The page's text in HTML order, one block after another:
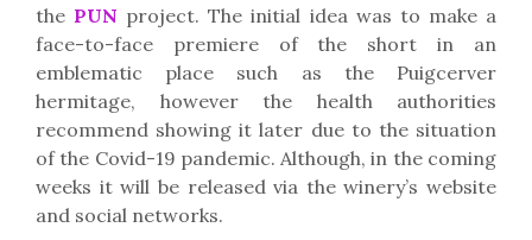
the PUN project. The initial idea was to make a
face-to-face premiere of the short in an
emblematic place such as the Puigcerver
hermitage, however the health authorities
recommend showing it later due to the situation
of the Covid-19 pandemic. Although, in the coming
weeks it will be released via the winery’s website
and social networks.